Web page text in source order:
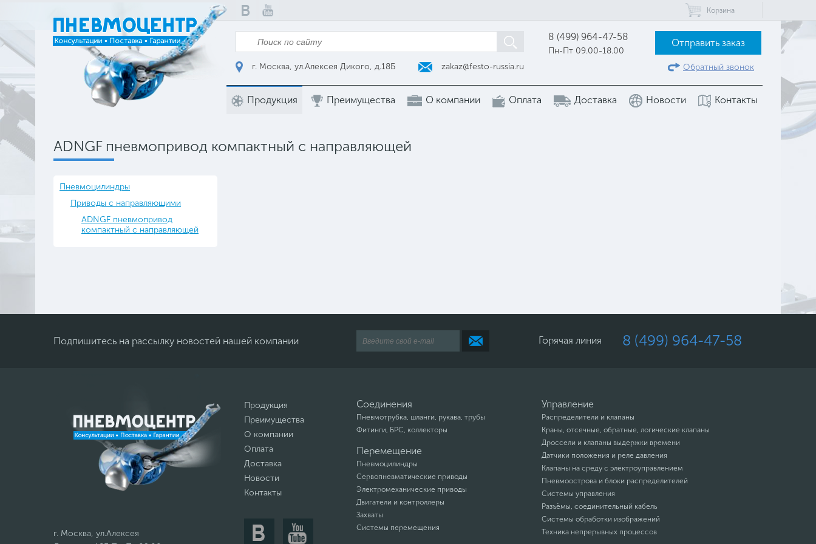
Корзина
г. Москва, ул.Алексея Дикого, д.18Б zakaz@festo-russia.ru
8 (499) 964-47-58
Пн-Пт 09.00-18.00
Отправить заказ
Обратный звонок
Продукция Преимущества О компании Оплата Доставка Новости Контакты
ADNGF пневмопривод компактный с направляющей
Пневмоцилиндры
Приводы с направляющими
ADNGF пневмопривод
компактный с направляющей
Подпишитесь на рассылку новостей нашей компании Горячая линия 8 (499) 964-47-58
г. Москва, ул.Алексея
Продукция
Преимущества
О компании
Оплата
Доставка
Новости
Контакты
Соединения
Пневмотрубка, шланги, рукава, трубы
Фитинги, БРС, коллекторы
Перемещение
Пневмоцилиндры
Сервопневматические приводы
Электромеханические приводы
Двигатели и контроллеры
Захваты
Системы перемещения
Управление
Распределители и клапаны
Краны, отсечные, обратные, логические клапаны
Дроссели и клапаны выдержки времени
Датчики положения и реле давления
Клапаны на среду с электроуправлением
Пневмоострова и блоки распределителей
Системы управления
Разъёмы, соединительный кабель
Системы обработки изображений
Техника непрерывных процессов